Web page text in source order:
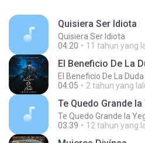
Quisiera Ser Idiota
Quisiera Ser Idiota
04:20
11 tahun yang
El Beneficio De La
El Beneficio De La Duda
04:05
2 tahun yang
Te Quedo Grande la
Te Quedo Grande la
03:39
12 tahun yang